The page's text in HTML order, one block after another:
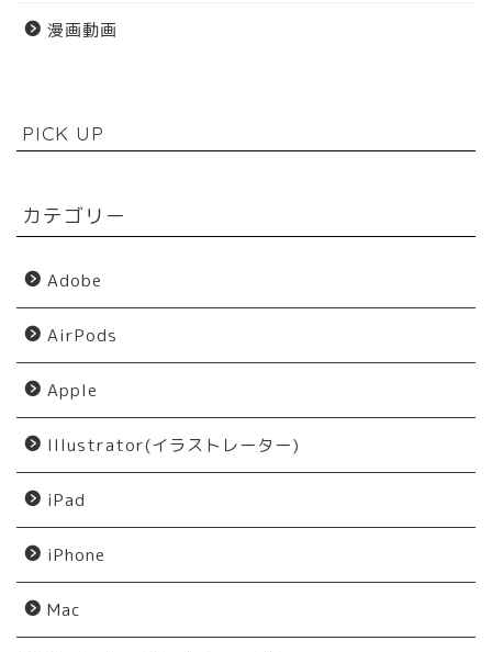
漫画動画
PICK UP
カテゴリー
Adobe
AirPods
Apple
Illustrator(イラストレーター)
iPad
iPhone
Mac